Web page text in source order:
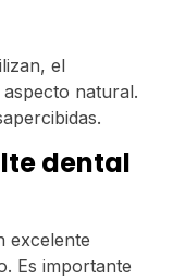
el
natural.
dental
excelente
Es importante